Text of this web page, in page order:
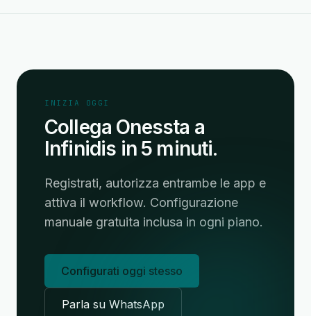
INIZIA OGGI
Collega Onessta a
Infinidis in 5 minuti.
Registrati, autorizza entrambe le app e
attiva il workflow. Configurazione
manuale gratuita inclusa in ogni piano.
Configurati oggi stesso
Parla su WhatsApp